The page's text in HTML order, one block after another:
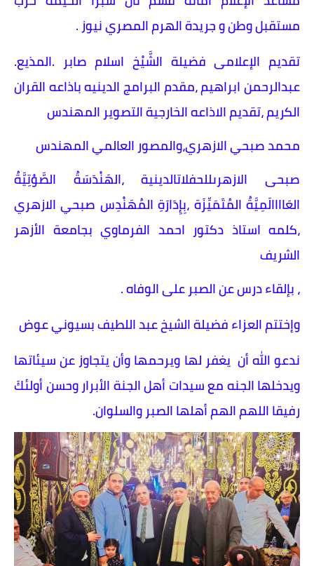
مستقبل وطن و جريدة الهرم المصري نيوز .
تقديم الإعلامى فضيلة الشَّيْخ اسلام صابر .المذيع.
عبدالرحمن ابراهيم ،مقدم البرامج الدينيه باذاعه القران
الكريم ،تقديم الاذاعه الخارجية التصوير المهندس
محمد صبحي الازهري،والمصور العالمي المهندس
صبحى الازهرىللحفلاتالدينية ،الهَنْدَسَةُ الصَّوْتِيَّةُ
العَاااالَمِيَّةُ المُتَمَيِّزَة ،بِإِدَارَةِ المُهَنْدِس صبحي الازهري
،كلمه استاذ دكتور احمد الفرماوي بجامعة الأزهر
الشريف
، بإلقاء درس عن الصبر على الوفاه .
وإختتم العزاء فضيلة الشيخ عبد اللطيف بسيوني عوض
ندعو الله أن يغفر لها ويرحمها وأن يتجاوز عن سيئاتها
ويدخلها الجنه مع سيدات أهل الجنة الأبرار وحسن أولئكَ
رفيقا اللهم الهم أهلها الصبر والسلوان.